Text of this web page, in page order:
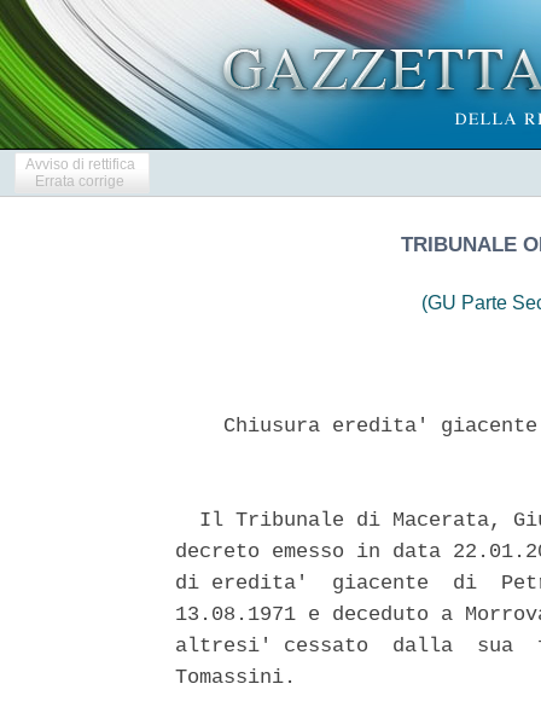
Avviso di rettifica
Errata corrige
TRIBUNALE
(GU Parte
Chiusura eredita'
Il Tribunale di Macerata,
decreto emesso in data
di eredita'  giacente  di
13.08.1971 e deceduto a
altresi' cessato  dalla  sua
Tomassini.